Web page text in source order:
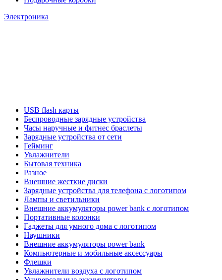
Электроника
USB flash карты
Беспроводные зарядные устройства
Часы наручные и фитнес браслеты
Зарядные устройства от сети
Гейминг
Увлажнители
Бытовая техника
Разное
Внешние жесткие диски
Зарядные устройства для телефона с логотипом
Лампы и светильники
Внешние аккумуляторы power bank с логотипом
Портативные колонки
Гаджеты для умного дома с логотипом
Наушники
Внешние аккумуляторы power bank
Компьютерные и мобильные аксессуары
Флешки
Увлажнители воздуха с логотипом